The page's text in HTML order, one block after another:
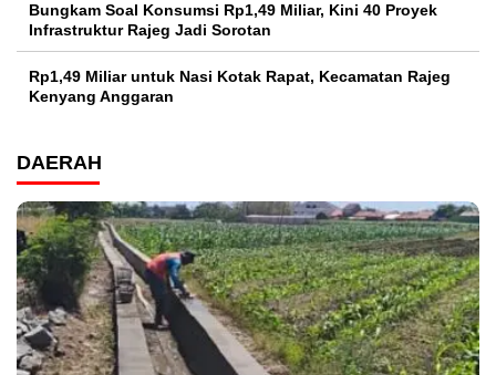
Bungkam Soal Konsumsi Rp1,49 Miliar, Kini 40 Proyek
Infrastruktur Rajeg Jadi Sorotan
Rp1,49 Miliar untuk Nasi Kotak Rapat, Kecamatan Rajeg
Kenyang Anggaran
DAERAH